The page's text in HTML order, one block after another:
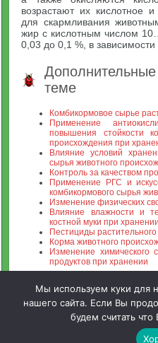
возрастают их кислотное
для скармливания
жир с кислотным числом
0,03 до 0,1 %, в зависимости
теме
Комбикормовое сырье
Применение
повышения стойкости
происхождения при
Влияние условий
сырья животного
Контроль за качеством
Применение РГС и
комбикормового сырья
Изменение физических
Влияние влажности и
костной муки при хранении
Пестициды
Корма животного
Изменение химического
продуктов при хранении
Зооинженерный факультет
Мы используем куки для
нашего сайта. Если Вы
будем считать что